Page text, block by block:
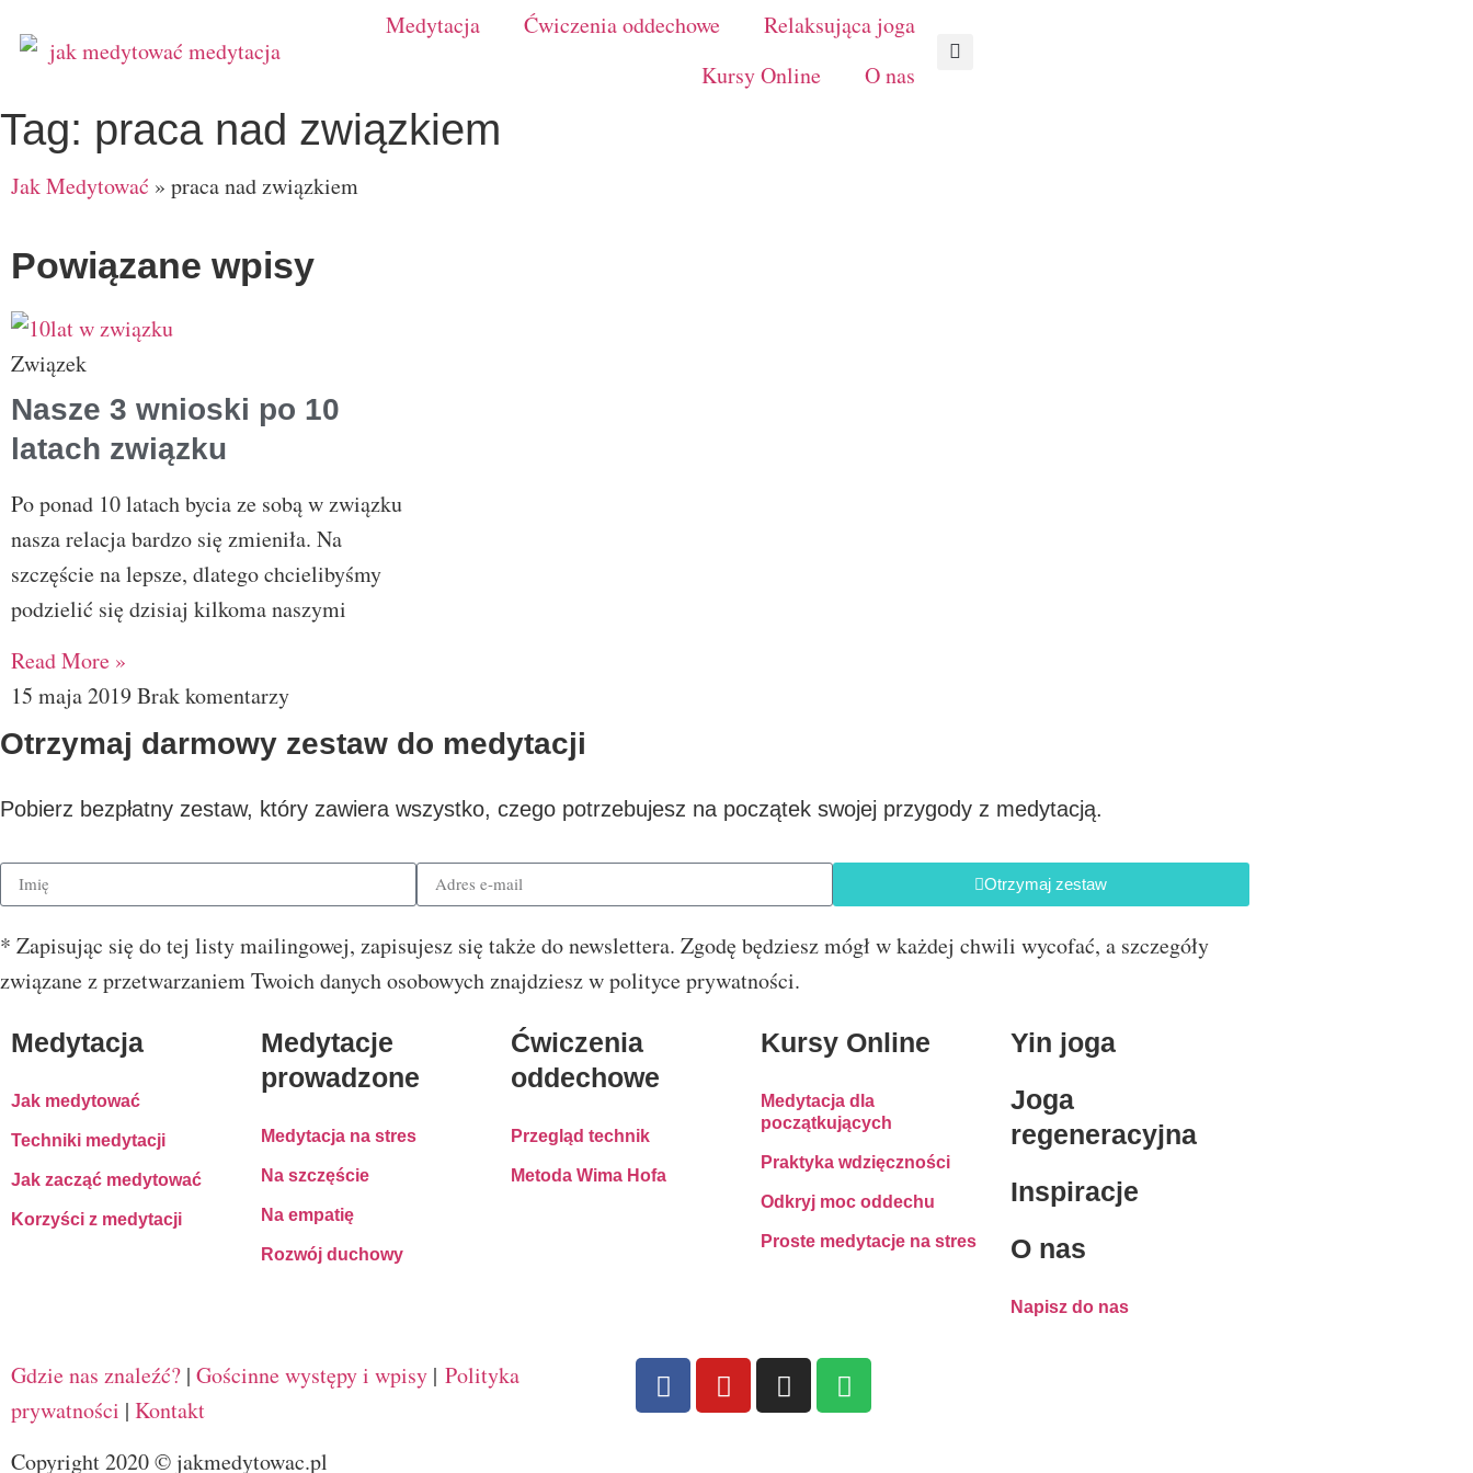
Medytacja Ćwiczenia oddechowe
Relaksująca joga
Kursy Online
O nas
Tag: praca nad związkiem
Jak Medytować » praca nad związkiem
Powiązane wpisy
Związek
Nasze 3 wnioski po 10
latach związku
Po ponad 10 latach bycia ze sobą w związku
nasza relacja bardzo się zmieniła. Na
szczęście na lepsze, dlatego chcielibyśmy
podzielić się dzisiaj kilkoma naszymi
Read More »
15 maja 2019Brak komentarzy
Otrzymaj darmowy zestaw do medytacji
Pobierz bezpłatny zestaw, który zawiera wszystko, czego potrzebujesz na początek swojej przygody z medytacją.
Otrzymaj zestaw
* Zapisując się do tej listy mailingowej, zapisujesz się także do newslettera. Zgodę będziesz mógł w każdej chwili wycofać, a szczegóły
związane z przetwarzaniem Twoich danych osobowych znajdziesz w polityce prywatności.
Medytacja
Jak medytować
Techniki medytacji
Jak zacząć medytować
Korzyści z medytacji
Medytacje
prowadzone
Medytacja na stres
Na szczęście
Na empatię
Rozwój duchowy
Ćwiczenia
oddechowe
Przegląd technik
Metoda Wima Hofa
Kursy Online
Medytacja dla
początkujących
Praktyka wdzięczności
Odkryj moc oddechu
Proste medytacje na stres
Yin joga
Joga
regeneracyjna
Inspiracje
O nas
Napisz do nas
Gdzie nas znaleźć? | Gościnne występy i wpisy | Polityka
prywatności | Kontakt
Copyright 2020 © jakmedytowac.pl